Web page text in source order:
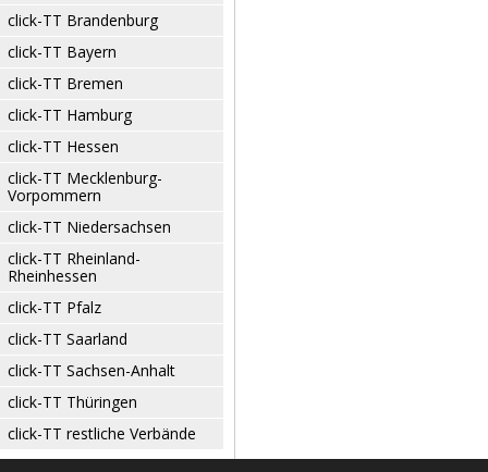
click-TT Brandenburg
click-TT Bayern
click-TT Bremen
click-TT Hamburg
click-TT Hessen
click-TT Mecklenburg-
Vorpommern
click-TT Niedersachsen
click-TT Rheinland-
Rheinhessen
click-TT Pfalz
click-TT Saarland
click-TT Sachsen-Anhalt
click-TT Thüringen
click-TT restliche Verbände